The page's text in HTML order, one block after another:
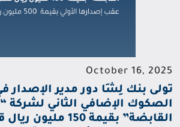
October 16, 2025
تولى بنك لِشَا دور مدير الإصدار
الصكوك الإضافي الثاني لشركة
القابضة” بقيمة 150